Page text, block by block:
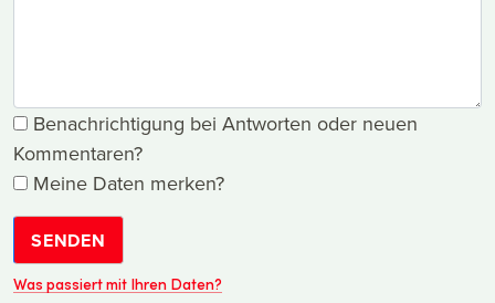
Benachrichtigung bei Antworten oder neuen
Kommentaren?
Meine Daten merken?
SENDEN
Was passiert mit Ihren Daten?